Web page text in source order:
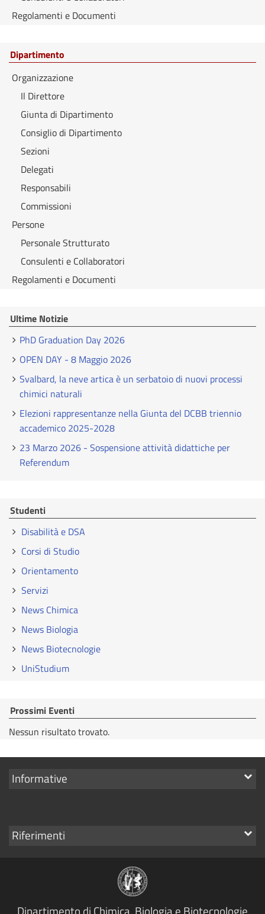
Regolamenti e Documenti
Dipartimento
Organizzazione
Il Direttore
Giunta di Dipartimento
Consiglio di Dipartimento
Sezioni
Delegati
Responsabili
Commissioni
Persone
Personale Strutturato
Consulenti e Collaboratori
Regolamenti e Documenti
Ultime Notizie
PhD Graduation Day 2026
OPEN DAY - 8 Maggio 2026
Svalbard, la neve artica è un serbatoio di nuovi processi
chimici naturali
Elezioni rappresentanze nella Giunta del DCBB triennio
accademico 2025-2028
23 Marzo 2026 - Sospensione attività didattiche per
Referendum
Studenti
Disabilità e DSA
Corsi di Studio
Orientamento
Servizi
News Chimica
News Biologia
News Biotecnologie
UniStudium
Prossimi Eventi
Nessun risultato trovato.
Mostra
Informative
Mostra
Riferimenti